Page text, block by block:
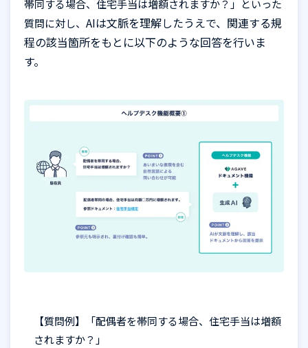
帯同する場合、住宅手当は増額されますか？」といった
質問に対し、 AIは文脈を理解したうえで、関連する規
程の該当箇所をもとに以下のような回答を行いま
す。
【質問例】
「配偶者を帯同する場合、住宅手当は増額
されますか？」